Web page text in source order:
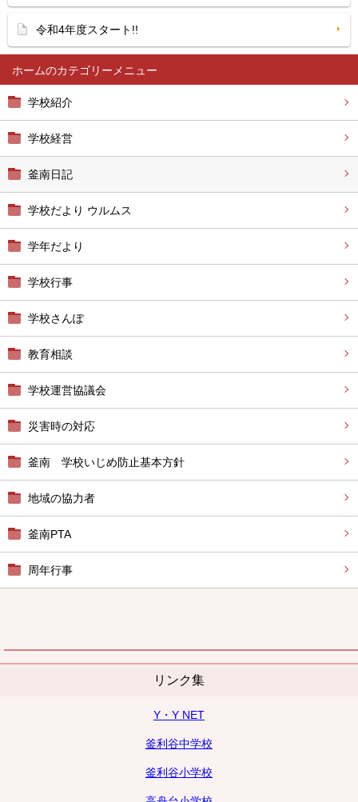
ホーム
学校紹介
学校経営
釜南日記
学校だより ウルムス
学年だより
学校行事
学校さんぽ
教育相談
学校運営協議会
災害時の対応
釜南 学校いじめ防止基本方針
地域の協力者
釜南PTA
周年行事
リンク集
Y・Y NET
釜利谷中学校
釜利谷小学校
令和4年度スタート!!